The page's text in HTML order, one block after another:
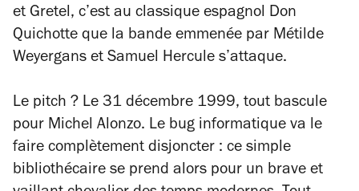
et Gretel, c’est au classique espagnol Don
Quichotte que la bande emmenée par Métilde
Weyergans et Samuel Hercule s’attaque.
Le pitch ? Le 31 décembre 1999, tout bascule
pour Michel Alonzo. Le bug informatique va le
faire complètement disjoncter : ce simple
bibliothécaire se prend alors pour un brave et